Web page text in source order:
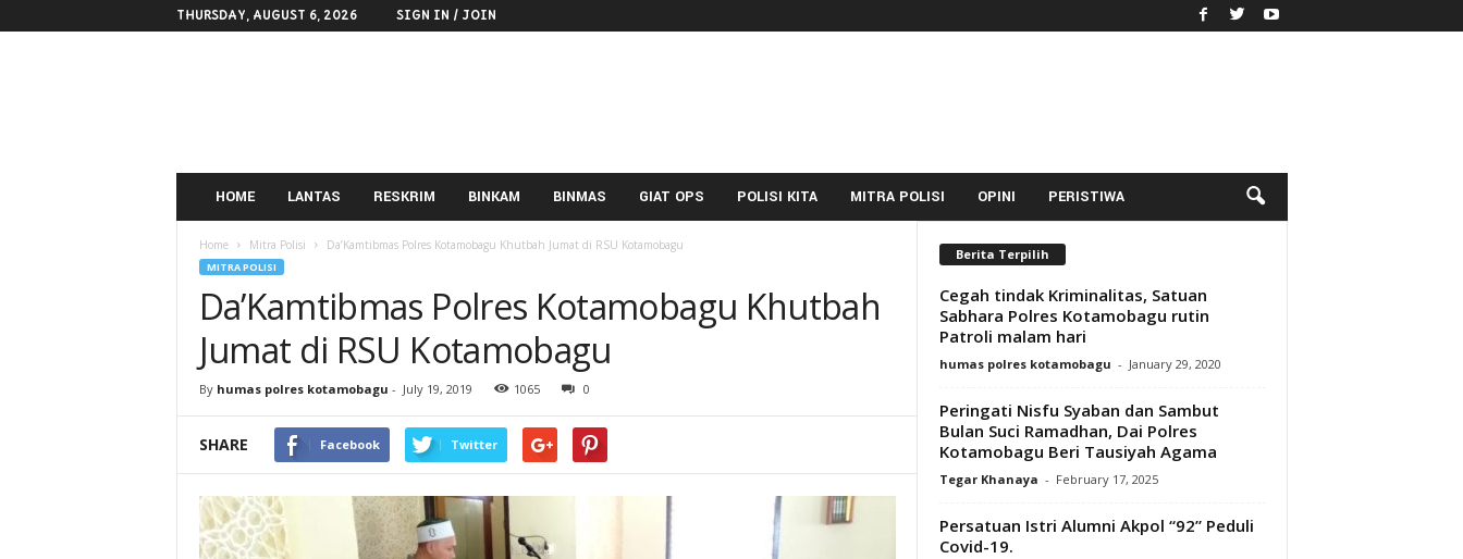
THURSDAY, AUGUST 6, 2026 SIGN IN / JOIN
HOME LANTAS RESKRIM BINKAM BINMAS GIAT OPS POLISI KITA MITRA POLISI OPINI PERISTIWA
Home Mitra Polisi Da’Kamtibmas Polres Kotamobagu Khutbah Jumat di RSU Kotamobagu
MITRA POLISI
Da’Kamtibmas Polres Kotamobagu Khutbah
Jumat di RSU Kotamobagu
By humas polres kotamobagu - July 19, 2019 1065 0
SHARE Facebook Twitter
Berita Terpilih
Cegah tindak Kriminalitas, Satuan
Sabhara Polres Kotamobagu rutin
Patroli malam hari
humas polres kotamobagu - January 29, 2020
Peringati Nisfu Syaban dan Sambut
Bulan Suci Ramadhan, Dai Polres
Kotamobagu Beri Tausiyah Agama
Tegar Khanaya - February 17, 2025
Persatuan Istri Alumni Akpol “92” Peduli
Covid-19.